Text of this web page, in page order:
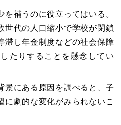
補うのに役立ってはいる。
世代の人口縮小で学校が閉鎖
滞し年金制度などの社会保障
たりすることを懸念してい
景にある原因を調べると、子
に劇的な変化がみられないこ